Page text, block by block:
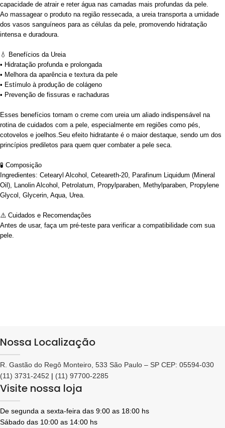
capacidade de atrair e reter água nas camadas mais profundas da pele.
Ao massagear o produto na região ressecada, a ureia transporta a umidade
dos vasos sanguíneos para as células da pele, promovendo hidratação
intensa e duradoura.
💧 Benefícios da Ureia
• Hidratação profunda e prolongada
• Melhora da aparência e textura da pele
• Estímulo à produção de colágeno
• Prevenção de fissuras e rachaduras
Esses benefícios tornam o creme com ureia um aliado indispensável na
rotina de cuidados com a pele, especialmente em regiões como pés,
cotovelos e joelhos.Seu efeito hidratante é o maior destaque, sendo um dos
princípios prediletos para quem quer combater a pele seca.
🧪 Composição
Ingredientes: Cetearyl Alcohol, Ceteareth-20, Parafinum Liquidum (Mineral
Oil), Lanolin Alcohol, Petrolatum, Propylparaben, Methylparaben, Propylene
Glycol, Glycerin, Aqua, Urea.
⚠️ Cuidados e Recomendações
Antes de usar, faça um pré-teste para verificar a compatibilidade com sua
pele.
Nossa Localização
R. Gastão do Regô Monteiro, 533 São Paulo – SP CEP: 05594-030
(11) 3731-2452 | (11) 97700-2285
Visite nossa loja
De segunda a sexta-feira das 9:00 as 18:00 hs
Sábado das 10:00 as 14:00 hs